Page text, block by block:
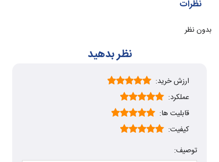
نظرات
بدون نظر
نظر بدهید
ارزش خرید:
عملکرد:
قابلیت ها:
کیفیت:
توصیف: